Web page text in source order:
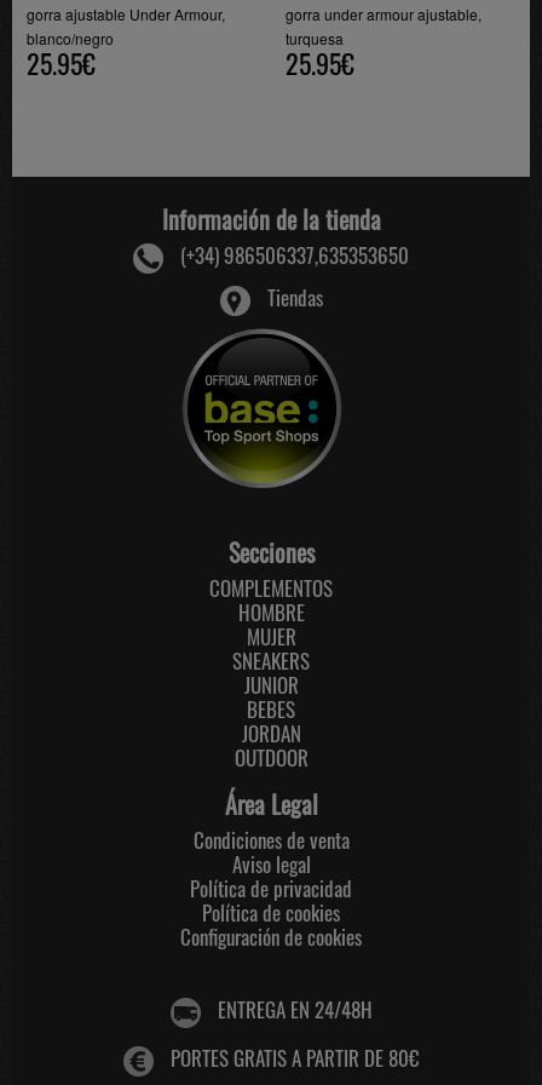
gorra ajustable Under Armour,
blanco/negro
25.95€
gorra under armour ajustable,
turquesa
25.95€
Información de la tienda
(+34) 986506337,635353650
Tiendas
Secciones
COMPLEMENTOS
HOMBRE
MUJER
SNEAKERS
JUNIOR
BEBES
JORDAN
OUTDOOR
Área Legal
Condiciones de venta
Aviso legal
Política de privacidad
Política de cookies
Configuración de cookies
ENTREGA EN 24/48H
PORTES GRATIS A PARTIR DE 80€